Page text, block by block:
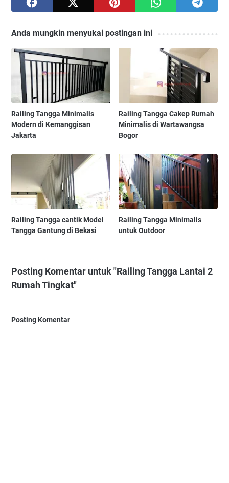
Anda mungkin menyukai postingan ini
Railing Tangga Minimalis
Modern di Kemanggisan
Jakarta
Railing Tangga Cakep Rumah
Minimalis di Wartawangsa
Bogor
Railing Tangga cantik Model
Tangga Gantung di Bekasi
Railing Tangga Minimalis
untuk Outdoor
Posting Komentar untuk "Railing Tangga Lantai 2
Rumah Tingkat"
Posting Komentar